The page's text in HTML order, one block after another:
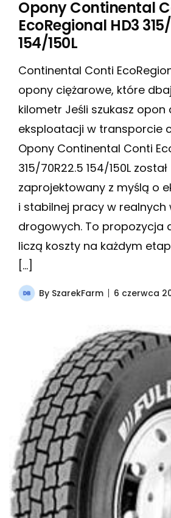
Opony Continental
EcoRegional HD3
154/150L
Continental Conti
opony ciężarowe, które
kilometr Jeśli szukasz opon
eksploatacji w transporcie
Opony Continental Conti
315/70R22.5 154/150L został
zaprojektowany z myślą o
i stabilnej pracy w realnych
drogowych. To propozycja
liczą koszty na każdym
[…]
By SzarekFarm 6 czerwca